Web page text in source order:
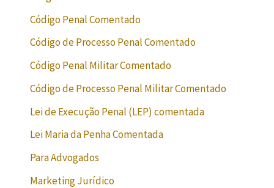
Código Penal Comentado
Código de Processo Penal Comentado
Código Penal Militar Comentado
Código de Processo Penal Militar Comentado
Lei de Execução Penal (LEP) comentada
Lei Maria da Penha Comentada
Para Advogados
Marketing Jurídico